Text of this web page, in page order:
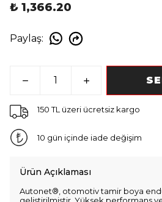
₺ 1,366.20
Paylaş:
150 TL üzeri ücretsiz kargo
10 gün içinde iade değişim
Ürün Açıklaması
Autonet®, otomotiv tamir boya